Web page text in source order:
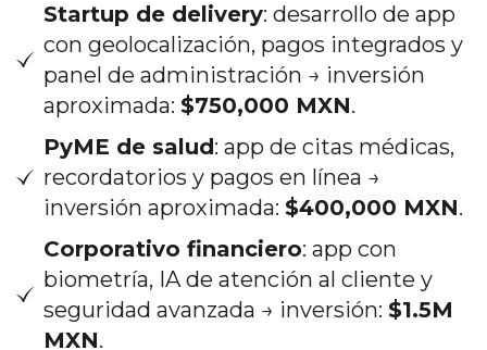
Startup de delivery: desarrollo de app
con geolocalización, pagos integrados y
panel de administración → inversión
aproximada: $750,000 MXN.
PyME de salud : app de citas médicas,
recordatorios y pagos en línea →
inversión aproximada: $400,000 MXN.
Corporativo financiero: app con
biometría, IA de atención al cliente y
seguridad avanzada → inversión: $1.5M
MXN.